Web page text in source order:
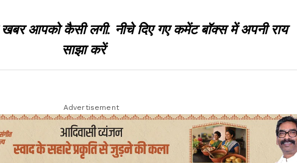
आपको कैसी लगी. नीचे दिए गए कमेंट बॉक्स में अपनी राय
साझा करें
Advertisement